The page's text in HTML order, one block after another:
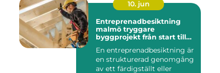
10. jun
Entreprenadbesiktning
malmö tryggare
byggprojekt från start till
En entreprenadbesiktning är
en strukturerad genomgång
av ett färdigställt eller